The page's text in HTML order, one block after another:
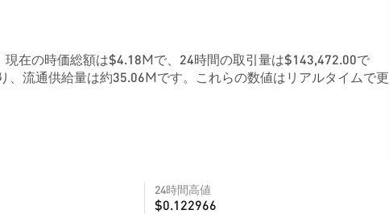
在の時価総額は$4.18Mで、24時間の取引量は$143,472.00で
、流通供給量は約35.06Mです。これらの数値はリアルタイムで更
24時間高値
$0.122966